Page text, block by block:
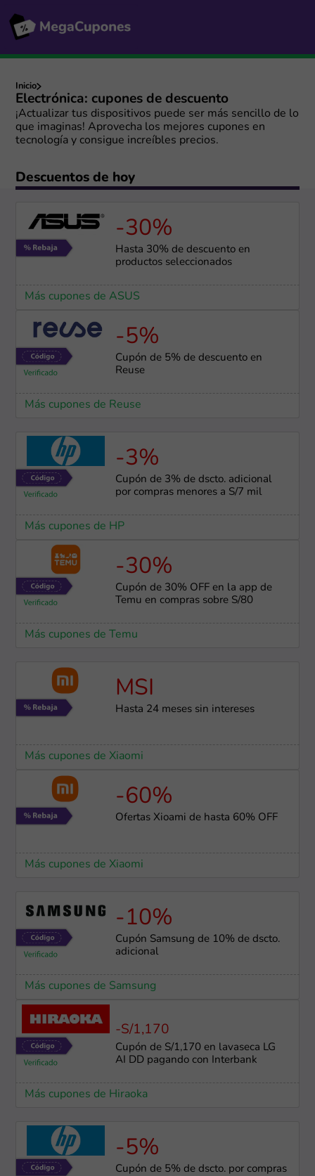
Inicio
Electrónica: cupones de descuento
¡Actualizar tus dispositivos puede ser más sencillo de lo
que imaginas! Aprovecha los mejores cupones en
tecnología y consigue increíbles precios.
Descuentos de hoy
-30%
Hasta 30% de descuento en
productos seleccionados
Más cupones de ASUS
-5%
Cupón de 5% de descuento en
Reuse
Más cupones de Reuse
-3%
Cupón de 3% de dscto. adicional
por compras menores a S/7 mil
Más cupones de HP
-30%
Cupón de 30% OFF en la app de
Temu en compras sobre S/80
Más cupones de Temu
MSI
Hasta 24 meses sin intereses
Más cupones de Xiaomi
-60%
Ofertas Xioami de hasta 60% OFF
Más cupones de Xiaomi
-10%
Cupón Samsung de 10% de dscto.
adicional
Más cupones de Samsung
-S/1,170
Cupón de S/1,170 en lavaseca LG
AI DD pagando con Interbank
Más cupones de Hiraoka
-5%
Cupón de 5% de dscto. por compras